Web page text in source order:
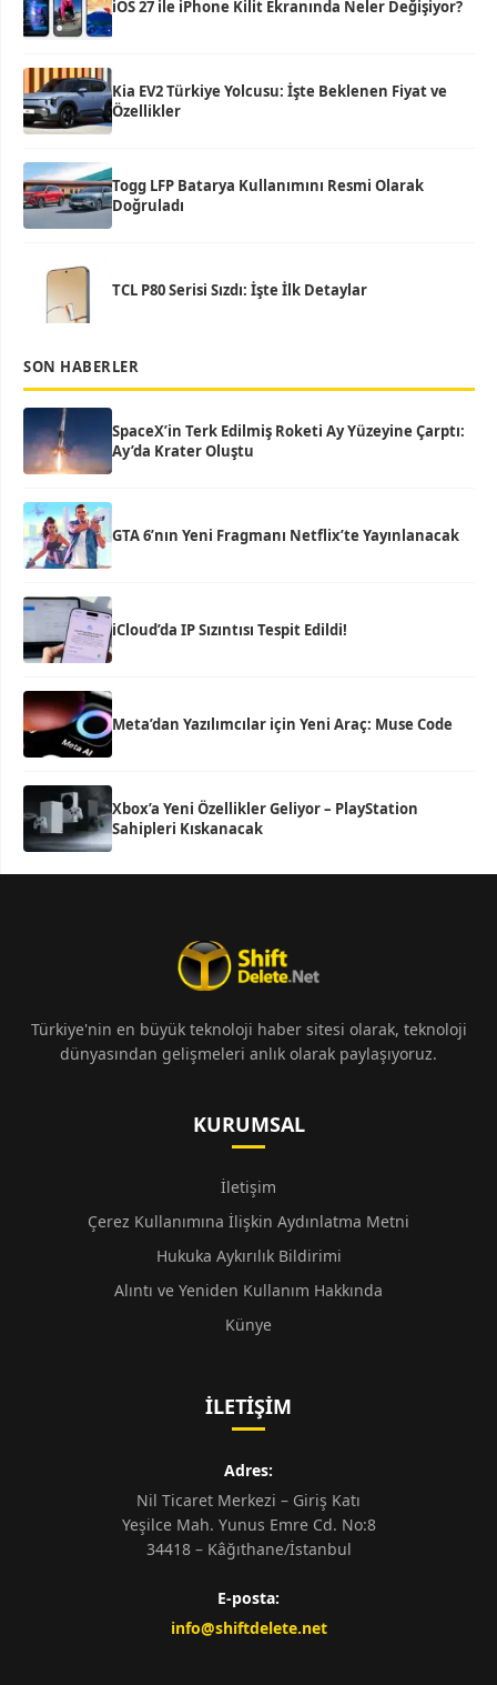
iOS 27 ile iPhone Kilit Ekranında Neler Değişiyor?
Kia EV2 Türkiye Yolcusu: İşte Beklenen Fiyat ve
Özellikler
Togg LFP Batarya Kullanımını Resmi Olarak
Doğruladı
TCL P80 Serisi Sızdı: İşte İlk Detaylar
SON HABERLER
SpaceX’in Terk Edilmiş Roketi Ay Yüzeyine Çarptı:
Ay’da Krater Oluştu
GTA 6’nın Yeni Fragmanı Netflix’te Yayınlanacak
iCloud’da IP Sızıntısı Tespit Edildi!
Meta’dan Yazılımcılar için Yeni Araç: Muse Code
Xbox’a Yeni Özellikler Geliyor – PlayStation
Sahipleri Kıskanacak
Türkiye'nin en büyük teknoloji haber sitesi olarak, teknoloji
dünyasından gelişmeleri anlık olarak paylaşıyoruz.
KURUMSAL
İletişim
Çerez Kullanımına İlişkin Aydınlatma Metni
Hukuka Aykırılık Bildirimi
Alıntı ve Yeniden Kullanım Hakkında
Künye
İLETIŞIM
Adres:
Nil Ticaret Merkezi – Giriş Katı
Yeşilce Mah. Yunus Emre Cd. No:8
34418 – Kâğıthane/İstanbul
E-posta:
info@shiftdelete.net